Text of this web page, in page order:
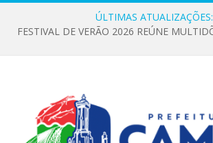
ÚLTIMAS ATUALIZAÇÕES: